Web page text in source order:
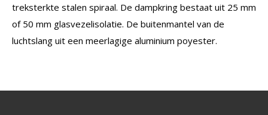
treksterkte stalen spiraal. De dampkring bestaat uit 25 mm
of 50 mm glasvezelisolatie. De buitenmantel van de
luchtslang uit een meerlagige aluminium poyester.